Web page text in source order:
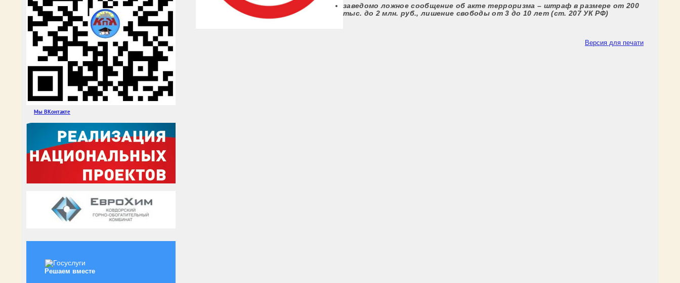
Мы ВКонтакте
Решаем вместе
заведомо ложное сообщение об акте терроризма – штраф в размере от 200
тыс. до 2 млн. руб., лишение свободы от 3 до 10 лет(ст. 207 УК РФ)
Версия для печати